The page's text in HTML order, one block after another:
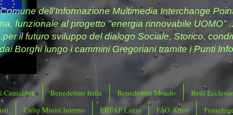
dell'Informazione Multimedia Interchange
funzionale al progetto "energia rinnovabile UOMO"
il futuro sviluppo del dialogo Sociale, Storico,
Borghi lungo i cammini Gregoriani tramite i Punti
Camaldoli Benedettini Italia Benedettini Mondo
Beni
Culto Minist.Interno ERFAP Lazio FAO Allert